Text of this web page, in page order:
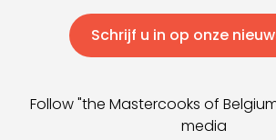
Schrijf u in op onze
Follow "the Mastercooks of
media